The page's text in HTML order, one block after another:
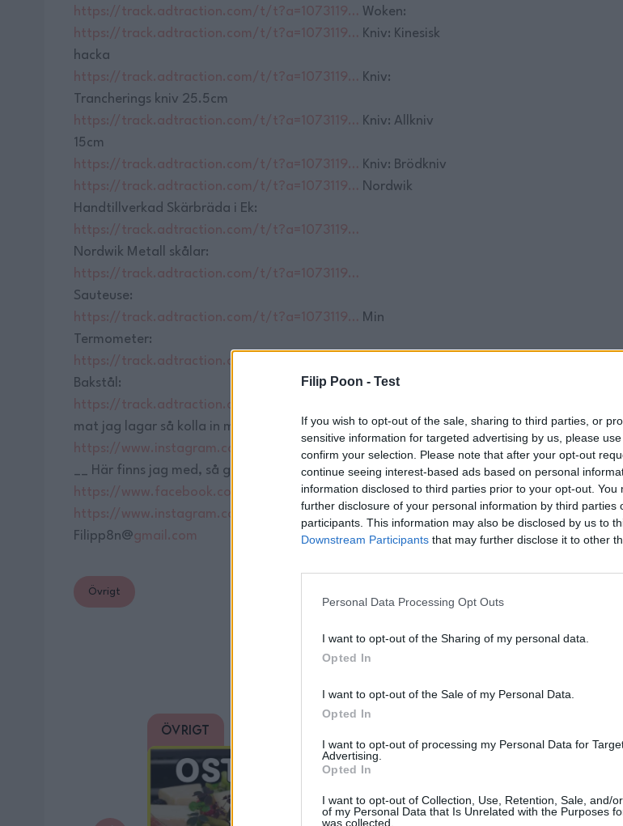
Filip Poon - Test
If you wish to opt-out of the sale, sharing to third parties, or
sensitive information for targeted advertising by us, please
confirm your selection. Please note that after your opt-out
continue seeing interest-based ads based on personal
information disclosed to third parties prior to your opt-out.
further disclosure of your personal information by third parties
participants. This information may also be disclosed by us to
Downstream Participants that may further disclose it to other
Personal Data Processing Opt Outs
I want to opt-out of the Sharing of my personal data.
Opted In
I want to opt-out of the Sale of my Personal Data.
Opted In
I want to opt-out of processing my Personal Data for
Advertising.
Opted In
I want to opt-out of Collection, Use, Retention, Sale, and/
of my Personal Data that Is Unrelated with the Purposes
was collected.
https://track.adtraction.com/t/t?a=1073119… Woken:
https://track.adtraction.com/t/t?a=1073119… Kniv: Kinesisk
hacka
https://track.adtraction.com/t/t?a=1073119… Kniv:
Trancherings kniv 25.5cm
https://track.adtraction.com/t/t?a=1073119… Kniv: Allkniv
15cm
https://track.adtraction.com/t/t?a=1073119… Kniv: Brödkniv
https://track.adtraction.com/t/t?a=1073119… Nordwik
Handtillverkad Skärbräda i Ek:
https://track.adtraction.com/t/t?a=1073119…
Nordwik Metall skålar:
https://track.adtraction.com/t/t?a=1073119…
Sauteuse:
https://track.adtraction.com/t/t?a=1073119… Min
Termometer:
https://track.adtraction.com/t/t?a=1073119…
Bakstål:
https://track.adtraction.com/t/t?a=1073119…
mat jag lagar så kolla in min Insta 📸⬇️
https://www.instagram.com/filippoon/
__ Här finns jag med, så gå in o följ! ⬇️
https://www.facebook.com/filipp8n/
https://www.instagram.com/filippoon/För kontakt:
Filipp8n@gmail.com
Övrigt
Du kanske
Övrigt